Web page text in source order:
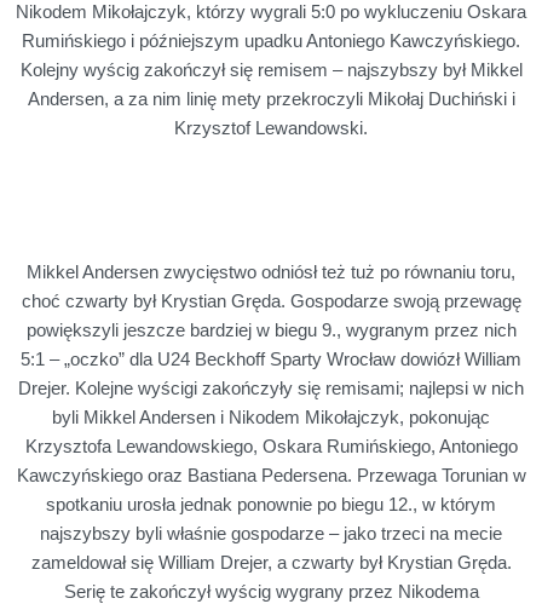
Nikodem Mikołajczyk, którzy wygrali 5:0 po wykluczeniu Oskara
Rumińskiego i późniejszym upadku Antoniego Kawczyńskiego.
Kolejny wyścig zakończył się remisem – najszybszy był Mikkel
Andersen, a za nim linię mety przekroczyli Mikołaj Duchiński i
Krzysztof Lewandowski.
Mikkel Andersen zwycięstwo odniósł też tuż po równaniu toru,
choć czwarty był Krystian Gręda. Gospodarze swoją przewagę
powiększyli jeszcze bardziej w biegu 9., wygranym przez nich
5:1 – „oczko” dla U24 Beckhoff Sparty Wrocław dowiózł William
Drejer. Kolejne wyścigi zakończyły się remisami; najlepsi w nich
byli Mikkel Andersen i Nikodem Mikołajczyk, pokonując
Krzysztofa Lewandowskiego, Oskara Rumińskiego, Antoniego
Kawczyńskiego oraz Bastiana Pedersena. Przewaga Torunian w
spotkaniu urosła jednak ponownie po biegu 12., w którym
najszybszy byli właśnie gospodarze – jako trzeci na mecie
zameldował się William Drejer, a czwarty był Krystian Gręda.
Serię te zakończył wyścig wygrany przez Nikodema